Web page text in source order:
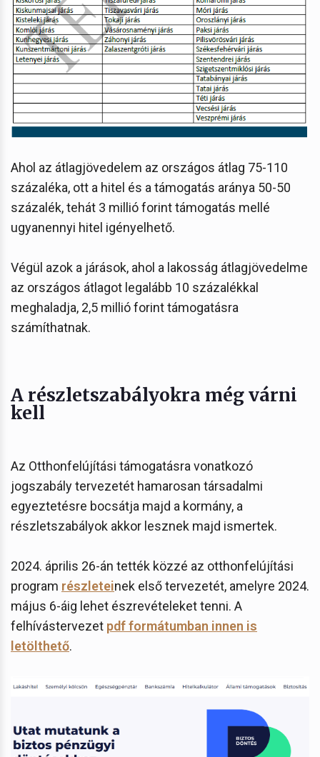
Ahol az átlagjövedelem az országos átlag 75-110
százaléka, ott a hitel és a támogatás aránya 50-50
százalék, tehát 3 millió forint támogatás mellé
ugyanennyi hitel igényelhető.
Végül azok a járások, ahol a lakosság átlagjövedelme
az országos átlagot legalább 10 százalékkal
meghaladja, 2,5 millió forint támogatásra
számíthatnak.
A részletszabályokra még várni
kell
Az Otthonfelújítási támogatásra vonatkozó
jogszabály tervezetét hamarosan társadalmi
egyeztetésre bocsátja majd a kormány, a
részletszabályok akkor lesznek majd ismertek.
2024. április 26-án tették közzé az otthonfelújítási
program részleteinek első tervezetét, amelyre 2024.
május 6-áig lehet észrevételeket tenni. A
felhívástervezet pdf formátumban innen is
letölthető.